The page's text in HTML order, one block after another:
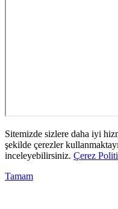
Sitemizde sizlere daha iyi
şekilde çerezler
inceleyebilirsiniz. Çerez
Tamam